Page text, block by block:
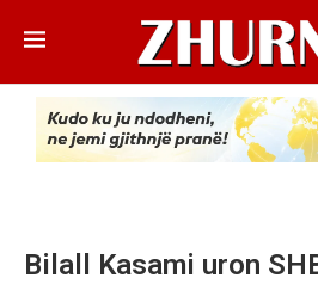
Bilall Kasami uron